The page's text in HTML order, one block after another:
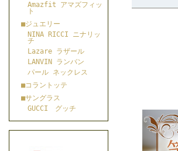
Amazfit アマズフィッ
ト
■ジュエリー
NINA RICCI ニナリッ
チ
Lazare ラザール
LANVIN ランバン
パール ネックレス
■コラントッテ
■サングラス
GUCCI グッチ